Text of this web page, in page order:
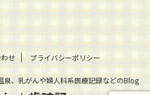
せ プライバシーポリシー
泉、乳がんや婦人科系医療記録などのBlog